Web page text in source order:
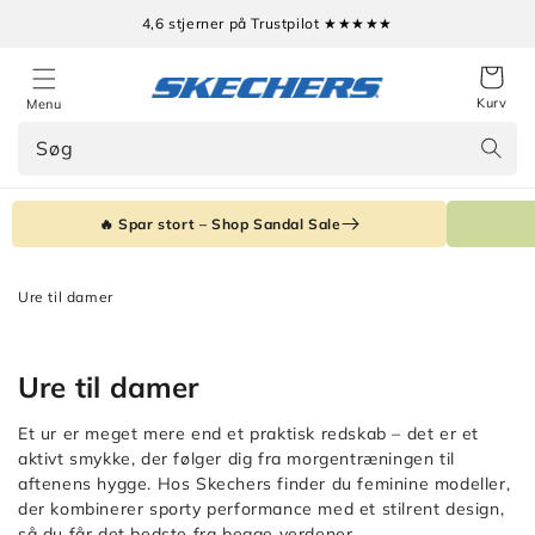
4,6 stjerner på Trustpilot ★★★★★
Menu
Søg
Kurv
🔥 Spar stort – Shop Sandal Sale
Ure til damer
Kollektion:
Ure til damer
Et ur er meget mere end et praktisk redskab – det er et
aktivt smykke, der følger dig fra morgentræningen til
aftenens hygge. Hos Skechers finder du feminine modeller,
der kombinerer sporty performance med et stilrent design,